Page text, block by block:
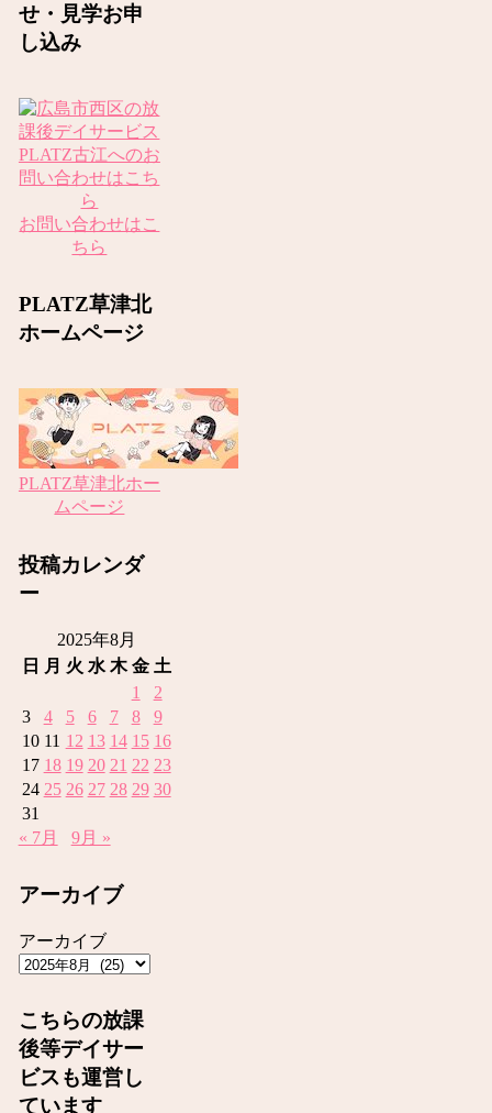
せ・見学お申
し込み
お問い合わせはこ
ちら
PLATZ草津北
ホームページ
PLATZ草津北ホー
ムページ
投稿カレンダ
ー
2025年8月
日
月 火 水 木 金 土
1
2
3
4 5 6 7 8
9
10 11 12 13 14 15 16
17 18 19 20 21 22 23
24 25 26 27 28 29 30
31
« 7月
9月 »
アーカイブ
アーカイブ
こちらの放課
後等デイサー
ビスも運営し
ています